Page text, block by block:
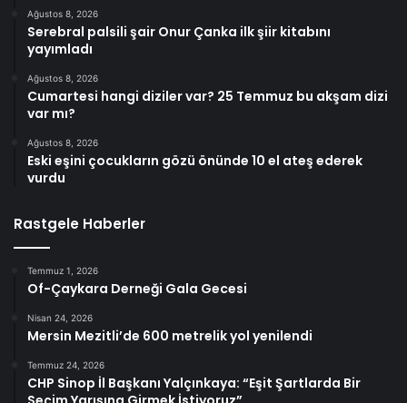
Ağustos 8, 2026
Serebral palsili şair Onur Çanka ilk şiir kitabını
yayımladı
Ağustos 8, 2026
Cumartesi hangi diziler var? 25 Temmuz bu akşam dizi
var mı?
Ağustos 8, 2026
Eski eşini çocukların gözü önünde 10 el ateş ederek
vurdu
Rastgele Haberler
Temmuz 1, 2026
Of-Çaykara Derneği Gala Gecesi
Nisan 24, 2026
Mersin Mezitli’de 600 metrelik yol yenilendi
Temmuz 24, 2026
CHP Sinop İl Başkanı Yalçınkaya: “Eşit Şartlarda Bir